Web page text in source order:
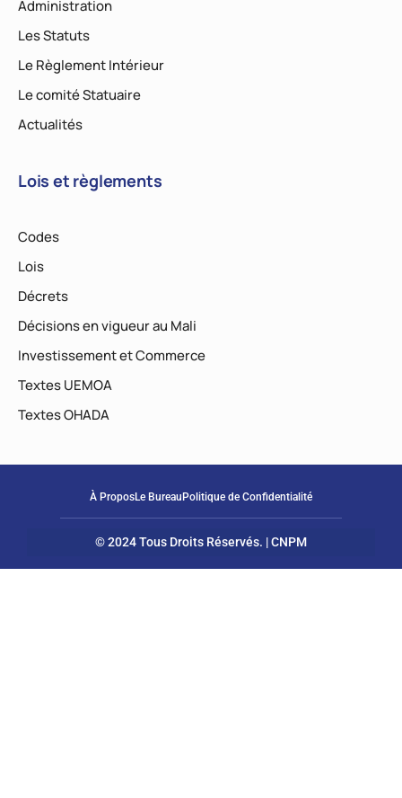
Administration
Les Statuts
Le Règlement Intérieur
Le comité Statuaire
Actualités
Lois et règlements
Codes
Lois
Décrets
Décisions en vigueur au Mali
Investissement et Commerce
Textes UEMOA
Textes OHADA
À ProposLe Bureau Politique de Confidentialité
© 2024 Tous Droits Réservés. | CNPM